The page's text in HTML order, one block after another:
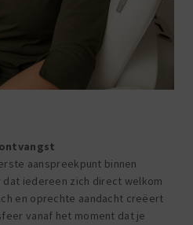
aanspreekpunt binnen
iedereen zich direct welkom
en oprechte aandacht creëert
vanaf het moment dat je